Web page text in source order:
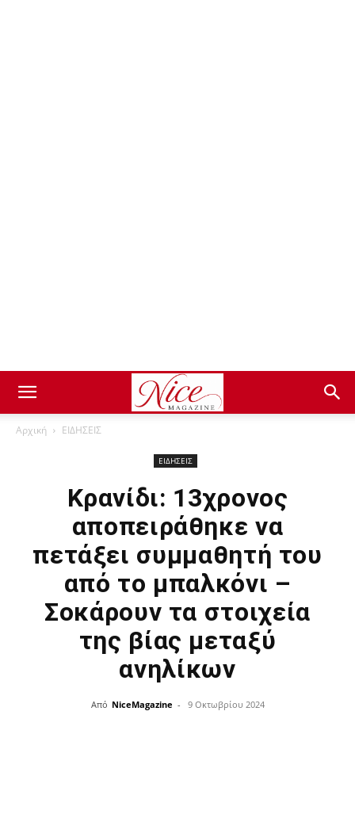
Αρχική ΕΙΔΗΣΕΙΣ
ΕΙΔΗΣΕΙΣ
Κρανίδι: 13χρονος
αποπειράθηκε να
πετάξει συμμαθητή του
από το μπαλκόνι –
Σοκάρουν τα στοιχεία
της βίας μεταξύ
ανηλίκων
Από NiceMagazine - 9 Οκτωβρίου 2024